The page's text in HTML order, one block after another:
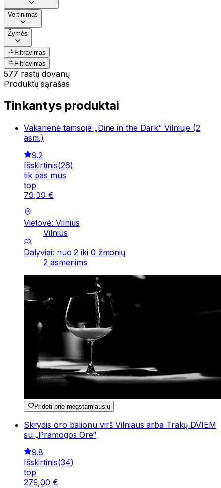
Vertinimas
Žymės
Filtravimas
Filtravimas
577 rastų dovanų
Produktų sąrašas
Tinkantys produktai
Vakarienė tamsoje „Dine in the Dark“ Vilniuje (2
asm.)
9.2
Išskirtinis(26)
tik pas mus
top
79,99 €
Vietovė: Vilnius
Vilnius
Dalyviai: nuo 2 iki 0 žmonių
2 asmenims
Pridėti prie mėgstamiausių
Skrydis oro balionu virš Vilniaus arba Trakų DVIEM
su „Pramogos Ore“
9.8
Išskirtinis(34)
top
279,00 €